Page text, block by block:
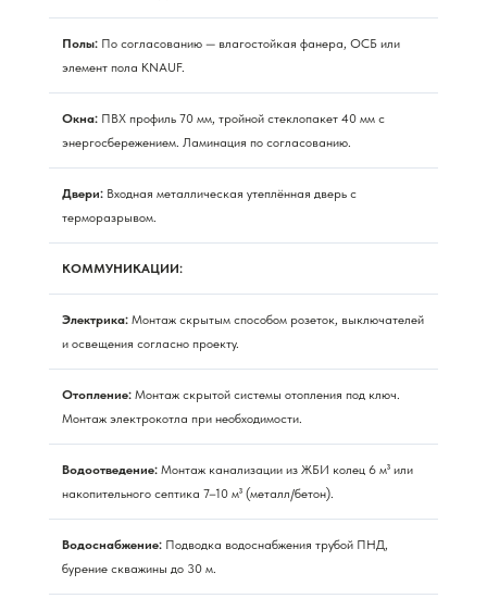
Полы: По согласованию — влагостойкая фанера, ОСБ или
элемент пола KNAUF.
Окна: ПВХ профиль 70 мм, тройной стеклопакет 40 мм с
энергосбережением. Ламинация по согласованию.
Двери: Входная металлическая утеплённая дверь с
терморазрывом.
КОММУНИКАЦИИ:
Электрика: Монтаж скрытым способом розеток, выключателей
и освещения согласно проекту.
Отопление: Монтаж скрытой системы отопления под ключ.
Монтаж электрокотла при необходимости.
Водоотведение: Монтаж канализации из ЖБИ колец 6 м³ или
накопительного септика 7–10 м³ (металл/бетон).
Водоснабжение: Подводка водоснабжения трубой ПНД,
бурение скважины до 30 м.